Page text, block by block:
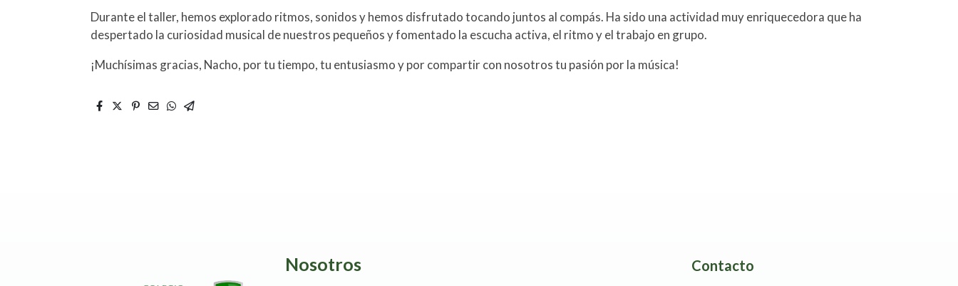
Durante el taller, hemos explorado ritmos, sonidos y hemos disfrutado tocando juntos al compás. Ha sido una actividad muy enriquecedora que ha
despertado la curiosidad musical de nuestros pequeños y fomentado la escucha activa, el ritmo y el trabajo en grupo.
¡Muchísimas gracias, Nacho, por tu tiempo, tu entusiasmo y por compartir con nosotros tu pasión por la música!
Nosotros Contacto